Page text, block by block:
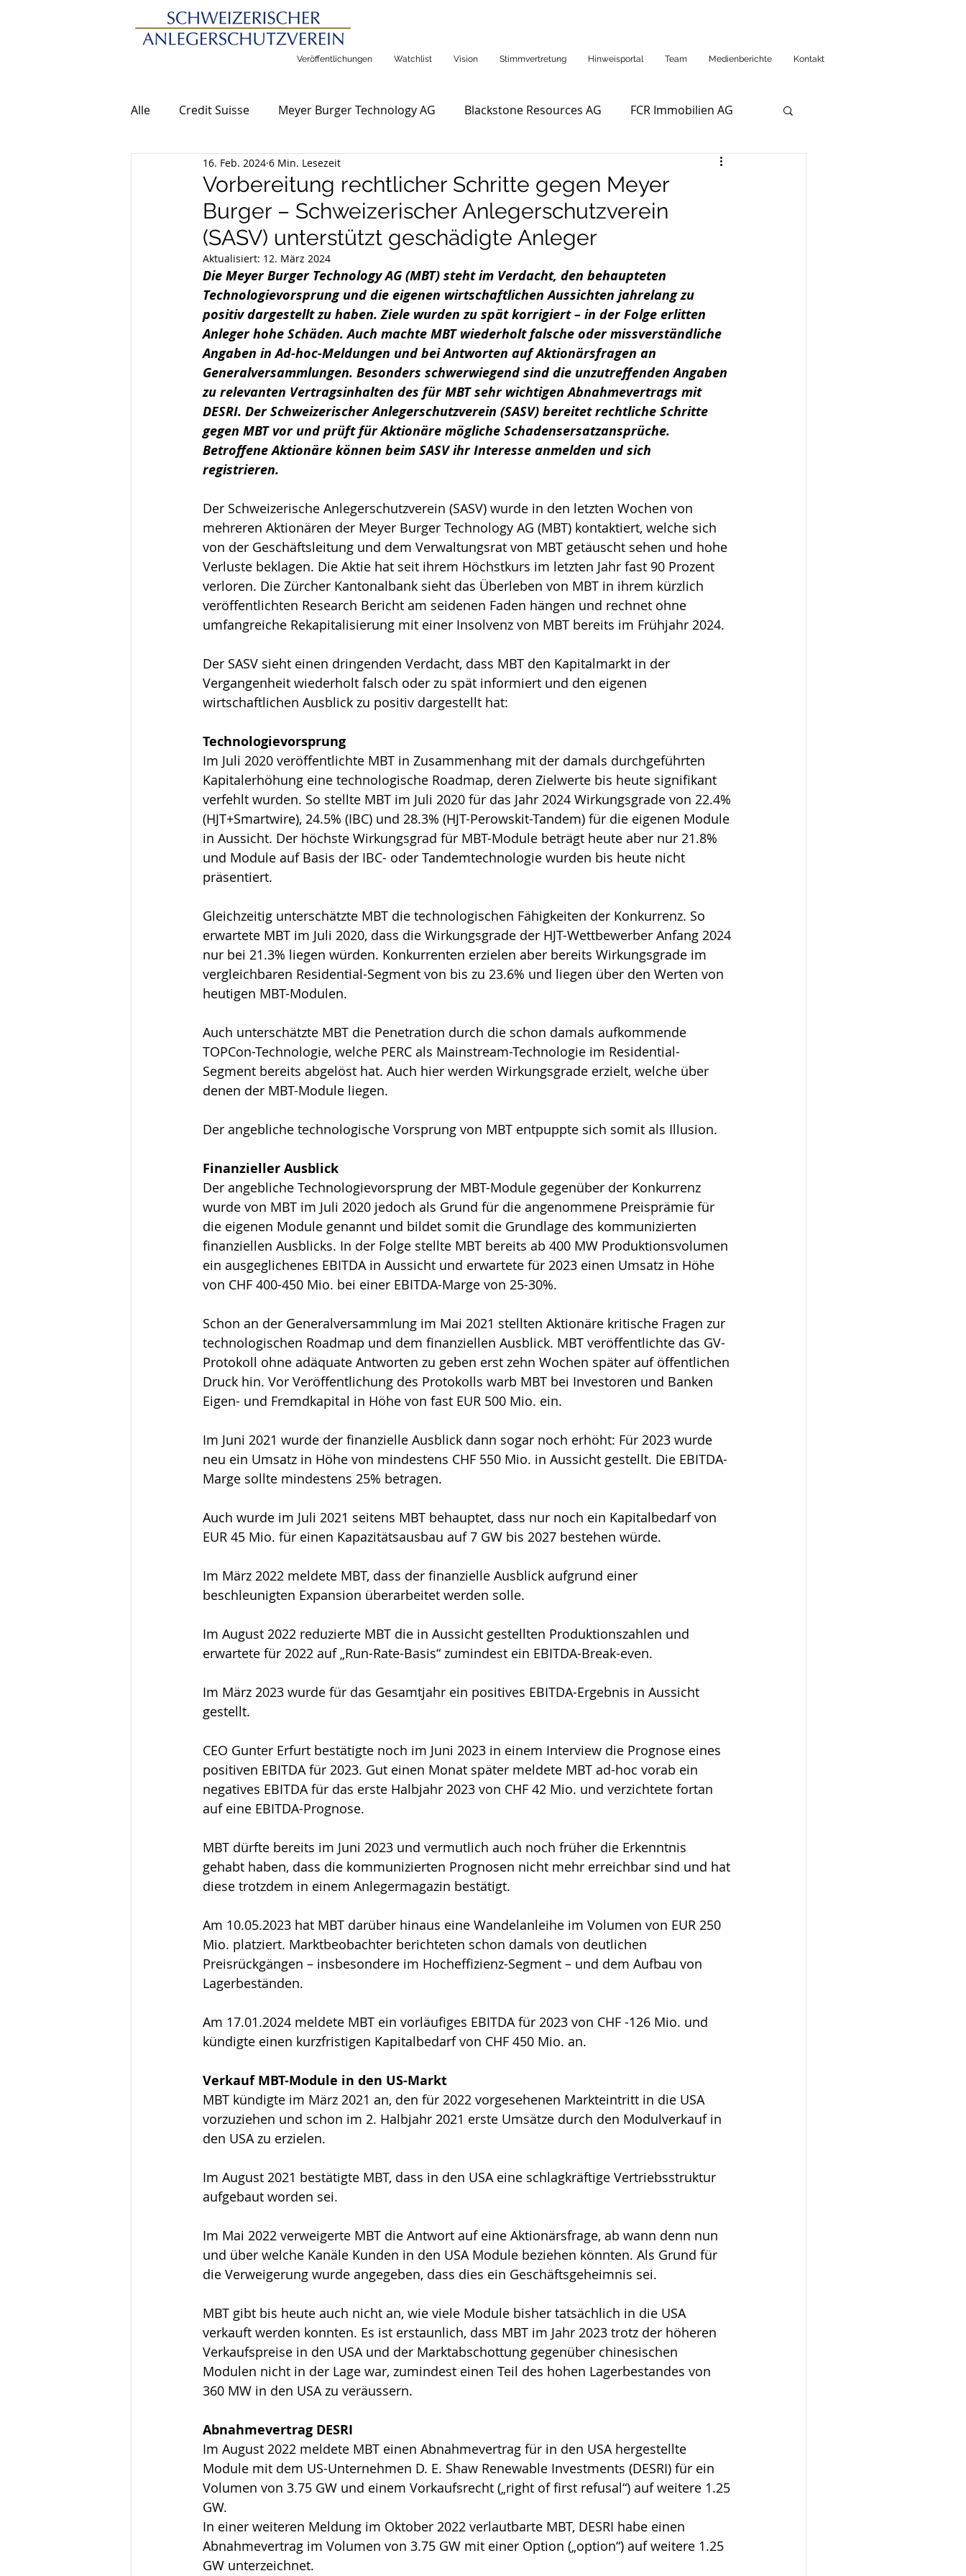
Veröffentlichungen Watchlist Vision Stimmvertretung Hinweisportal Team Medienberichte Kontakt
Alle Credit Suisse Meyer Burger Technology AG Blackstone Resources AG FCR Immobilien AG
Allgemeine Meldungen
Vorbereitung rechtlicher Schritte gegen Meyer
Burger – Schweizerischer Anlegerschutzverein
(SASV) unterstützt geschädigte Anleger
16. Feb. 2024 6 Min. Lesezeit
Aktualisiert: 12. März 2024
Die Meyer Burger Technology AG (MBT) steht im Verdacht, den behaupteten
Technologievorsprung und die eigenen wirtschaftlichen Aussichten jahrelang zu
positiv dargestellt zu haben. Ziele wurden zu spät korrigiert – in der Folge erlitten
Anleger hohe Schäden. Auch machte MBT wiederholt falsche oder missverständliche
Angaben in Ad-hoc-Meldungen und bei Antworten auf Aktionärsfragen an
Generalversammlungen. Besonders schwerwiegend sind die unzutreffenden Angaben
zu relevanten Vertragsinhalten des für MBT sehr wichtigen Abnahmevertrags mit
DESRI. Der Schweizerischer Anlegerschutzverein (SASV) bereitet rechtliche Schritte
gegen MBT vor und prüft für Aktionäre mögliche Schadensersatzansprüche.
Betroffene Aktionäre können beim SASV ihr Interesse anmelden und sich
registrieren.
Der Schweizerische Anlegerschutzverein (SASV) wurde in den letzten Wochen von
mehreren Aktionären der Meyer Burger Technology AG (MBT) kontaktiert, welche sich
von der Geschäftsleitung und dem Verwaltungsrat von MBT getäuscht sehen und hohe
Verluste beklagen. Die Aktie hat seit ihrem Höchstkurs im letzten Jahr fast 90 Prozent
verloren. Die Zürcher Kantonalbank sieht das Überleben von MBT in ihrem kürzlich
veröffentlichten Research Bericht am seidenen Faden hängen und rechnet ohne
umfangreiche Rekapitalisierung mit einer Insolvenz von MBT bereits im Frühjahr 2024.
Der SASV sieht einen dringenden Verdacht, dass MBT den Kapitalmarkt in der
Vergangenheit wiederholt falsch oder zu spät informiert und den eigenen
wirtschaftlichen Ausblick zu positiv dargestellt hat:
Technologievorsprung
Im Juli 2020 veröffentlichte MBT in Zusammenhang mit der damals durchgeführten
Kapitalerhöhung eine technologische Roadmap, deren Zielwerte bis heute signifikant
verfehlt wurden. So stellte MBT im Juli 2020 für das Jahr 2024 Wirkungsgrade von 22.4%
(HJT+Smartwire), 24.5% (IBC) und 28.3% (HJT-Perowskit-Tandem) für die eigenen Module
in Aussicht. Der höchste Wirkungsgrad für MBT-Module beträgt heute aber nur 21.8%
und Module auf Basis der IBC- oder Tandemtechnologie wurden bis heute nicht
präsentiert.
Gleichzeitig unterschätzte MBT die technologischen Fähigkeiten der Konkurrenz. So
erwartete MBT im Juli 2020, dass die Wirkungsgrade der HJT-Wettbewerber Anfang 2024
nur bei 21.3% liegen würden. Konkurrenten erzielen aber bereits Wirkungsgrade im
vergleichbaren Residential-Segment von bis zu 23.6% und liegen über den Werten von
heutigen MBT-Modulen.
Auch unterschätzte MBT die Penetration durch die schon damals aufkommende
TOPCon-Technologie, welche PERC als Mainstream-Technologie im Residential-
Segment bereits abgelöst hat. Auch hier werden Wirkungsgrade erzielt, welche über
denen der MBT-Module liegen.
Der angebliche technologische Vorsprung von MBT entpuppte sich somit als Illusion.
Finanzieller Ausblick
Der angebliche Technologievorsprung der MBT-Module gegenüber der Konkurrenz
wurde von MBT im Juli 2020 jedoch als Grund für die angenommene Preisprämie für
die eigenen Module genannt und bildet somit die Grundlage des kommunizierten
finanziellen Ausblicks. In der Folge stellte MBT bereits ab 400 MW Produktionsvolumen
ein ausgeglichenes EBITDA in Aussicht und erwartete für 2023 einen Umsatz in Höhe
von CHF 400-450 Mio. bei einer EBITDA-Marge von 25-30%.
Schon an der Generalversammlung im Mai 2021 stellten Aktionäre kritische Fragen zur
technologischen Roadmap und dem finanziellen Ausblick. MBT veröffentlichte das GV-
Protokoll ohne adäquate Antworten zu geben erst zehn Wochen später auf öffentlichen
Druck hin. Vor Veröffentlichung des Protokolls warb MBT bei Investoren und Banken
Eigen- und Fremdkapital in Höhe von fast EUR 500 Mio. ein.
Im Juni 2021 wurde der finanzielle Ausblick dann sogar noch erhöht: Für 2023 wurde
neu ein Umsatz in Höhe von mindestens CHF 550 Mio. in Aussicht gestellt. Die EBITDA-
Marge sollte mindestens 25% betragen.
Auch wurde im Juli 2021 seitens MBT behauptet, dass nur noch ein Kapitalbedarf von
EUR 45 Mio. für einen Kapazitätsausbau auf 7 GW bis 2027 bestehen würde.
Im März 2022 meldete MBT, dass der finanzielle Ausblick aufgrund einer
beschleunigten Expansion überarbeitet werden solle.
Im August 2022 reduzierte MBT die in Aussicht gestellten Produktionszahlen und
erwartete für 2022 auf „Run-Rate-Basis“ zumindest ein EBITDA-Break-even.
Im März 2023 wurde für das Gesamtjahr ein positives EBITDA-Ergebnis in Aussicht
gestellt.
CEO Gunter Erfurt bestätigte noch im Juni 2023 in einem Interview die Prognose eines
positiven EBITDA für 2023. Gut einen Monat später meldete MBT ad-hoc vorab ein
negatives EBITDA für das erste Halbjahr 2023 von CHF 42 Mio. und verzichtete fortan
auf eine EBITDA-Prognose.
MBT dürfte bereits im Juni 2023 und vermutlich auch noch früher die Erkenntnis
gehabt haben, dass die kommunizierten Prognosen nicht mehr erreichbar sind und hat
diese trotzdem in einem Anlegermagazin bestätigt.
Am 10.05.2023 hat MBT darüber hinaus eine Wandelanleihe im Volumen von EUR 250
Mio. platziert. Marktbeobachter berichteten schon damals von deutlichen
Preisrückgängen – insbesondere im Hocheffizienz-Segment – und dem Aufbau von
Lagerbeständen.
Am 17.01.2024 meldete MBT ein vorläufiges EBITDA für 2023 von CHF -126 Mio. und
kündigte einen kurzfristigen Kapitalbedarf von CHF 450 Mio. an.
Verkauf MBT-Module in den US-Markt
MBT kündigte im März 2021 an, den für 2022 vorgesehenen Markteintritt in die USA
vorzuziehen und schon im 2. Halbjahr 2021 erste Umsätze durch den Modulverkauf in
den USA zu erzielen.
Im August 2021 bestätigte MBT, dass in den USA eine schlagkräftige Vertriebsstruktur
aufgebaut worden sei.
Im Mai 2022 verweigerte MBT die Antwort auf eine Aktionärsfrage, ab wann denn nun
und über welche Kanäle Kunden in den USA Module beziehen könnten. Als Grund für
die Verweigerung wurde angegeben, dass dies ein Geschäftsgeheimnis sei.
MBT gibt bis heute auch nicht an, wie viele Module bisher tatsächlich in die USA
verkauft werden konnten. Es ist erstaunlich, dass MBT im Jahr 2023 trotz der höheren
Verkaufspreise in den USA und der Marktabschottung gegenüber chinesischen
Modulen nicht in der Lage war, zumindest einen Teil des hohen Lagerbestandes von
360 MW in den USA zu veräussern.
Abnahmevertrag DESRI
Im August 2022 meldete MBT einen Abnahmevertrag für in den USA hergestellte
Module mit dem US-Unternehmen D. E. Shaw Renewable Investments (DESRI) für ein
Volumen von 3.75 GW und einem Vorkaufsrecht („right of first refusal“) auf weitere 1.25
GW.
In einer weiteren Meldung im Oktober 2022 verlautbarte MBT, DESRI habe einen
Abnahmevertrag im Volumen von 3.75 GW mit einer Option („option“) auf weitere 1.25
GW unterzeichnet.